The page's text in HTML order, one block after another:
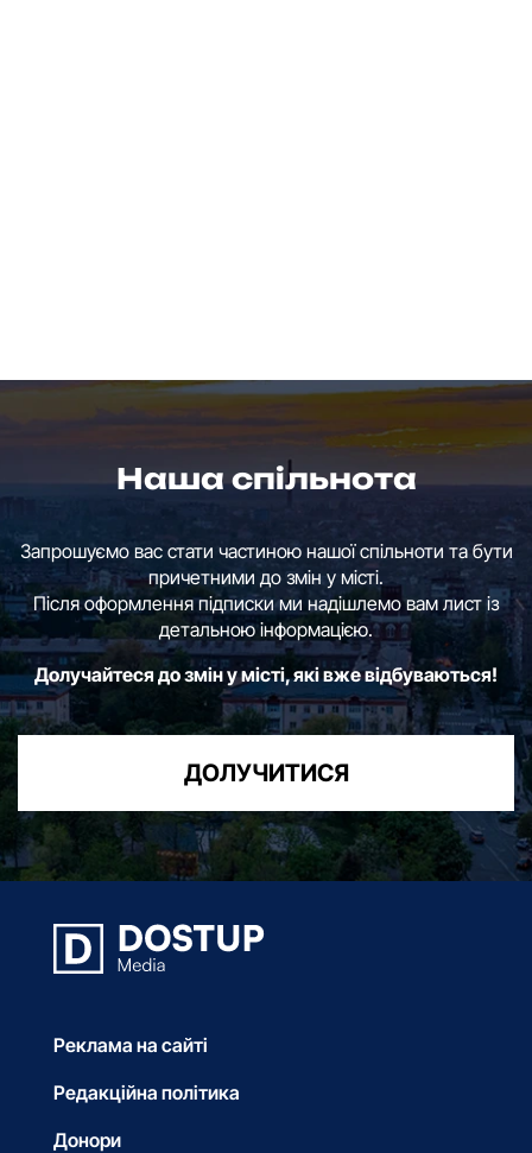
Наша спільнота
Запрошуємо вас стати частиною нашої спільноти та бути
причетними до змін у місті.
Після оформлення підписки ми надішлемо вам лист із
детальною інформацією.
Долучайтеся до змін у місті, які вже відбуваються!
ДОЛУЧИТИСЯ
Реклама на сайті
Редакційна політика
Донори